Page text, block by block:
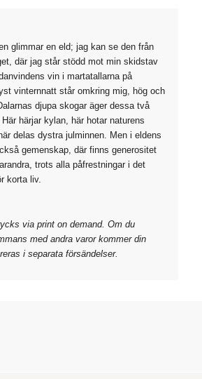
glimmar en eld; jag kan se den från
där jag står stödd mot min skidstav
vin i martatallarna på
vinternnatt står omkring mig, hög och
djupa skogar äger dessa två
härjar kylan, här hotar naturens
delas dystra julminnen. Men i eldens
gemenskap, där finns generositet
trots alla påfrestningar i det
korta liv.
via print on demand. Om du
med andra varor kommer din
i separata försändelser.